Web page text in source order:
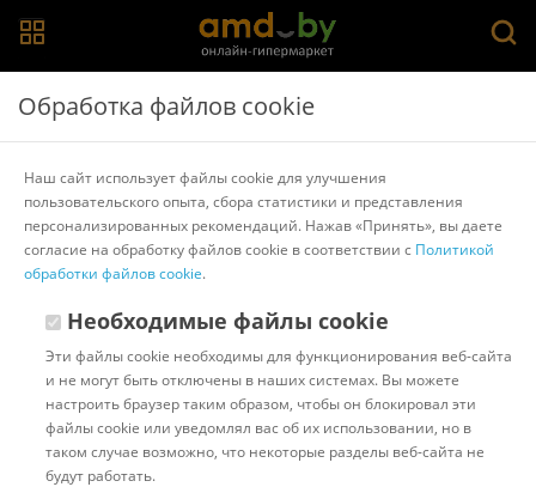
Главная > Каталог товаров
Портативные зарядные
устройства > UGreen
Внешний аккумулятор Ugreen PB561 10000mAh
(серый)
Другие товары UGreen
Обработка файлов cookie
Наш сайт использует файлы cookie для улучшения
пользовательского опыта, сбора статистики и представления
персонализированных рекомендаций. Нажав «Принять», вы даете
согласие на обработку файлов cookie в соответствии с Политикой
обработки файлов cookie.
Необходимые файлы cookie
Эти файлы cookie необходимы для функционирования веб-сайта
и не могут быть отключены в наших системах. Вы можете
настроить браузер таким образом, чтобы он блокировал эти
файлы cookie или уведомлял вас об их использовании, но в
таком случае возможно, что некоторые разделы веб-сайта не
будут работать.